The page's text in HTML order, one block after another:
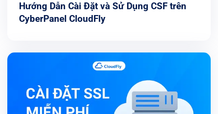
Hướng Dẫn Cài Đặt và Sử Dụng CSF trên
CyberPanel CloudFly